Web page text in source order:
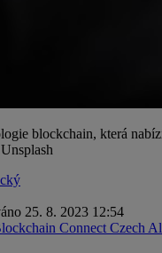
blockchain, která
25. 8. 2023 12:54
Connect Czech